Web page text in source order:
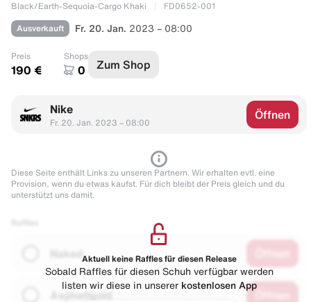
Black/Earth-Sequoia-Cargo Khaki FD0652-001
Ausverkauft Fr. 20. Jan. 2023 – 08:00
Preis
190 €
Shops
0 Zum Shop
Nike
Fr. 20. Jan. 2023 – 08:00
Öffnen
Diese Seite enthält Links zu unseren Partnern. Wir erhalten evtl. eine
Provision, wenn du etwas kaufst. Für dich bleibt der Preis gleich und du
unterstützt uns damit.
Naked
Asphaltgold
Aktuell keine Raffles für diesen Release
Sobald Raffles für diesen Schuh verfügbar werden
listen wir diese in unserer kostenlosen App